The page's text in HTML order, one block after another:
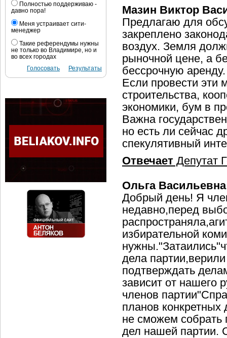
Полностью поддерживаю -
давно пора!
Меня устраивает сити-
менеджер
Такие референдумы нужны
не только во Владимире, но и
во всех городах
Результаты
Голосовать
Мазин Виктор
Предлагаю для
закреплено
воздух. Земля
рыночной цене, а
бессрочную
Если провести эти
строительства,
экономики, бум в
Важна
но есть ли сейчас
спекулятивный
Отвечает Депутат
Ольга
Добрый день! Я
недавно,перед
избирательной
дела
подтверждать
зависит от нашего
членов
планов
не сможем собрать
дел нашей партии.